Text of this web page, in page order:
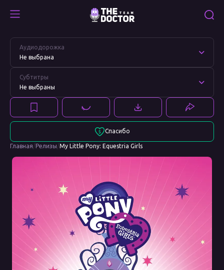
Equestria
Girls
Equestria
Аудиодорожка
Не выбрана
Субтитры
Не выбраны
Спасибо
Главная/Релизы/My Little Pony: Equestria Girls